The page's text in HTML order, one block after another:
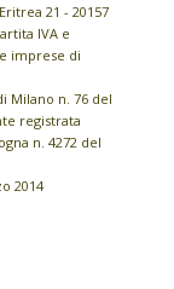
21 - 20157
IVA e
imprese di
Milano n. 76 del
registrata
n. 4272 del
2014